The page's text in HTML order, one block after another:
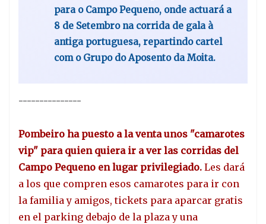
para o Campo Pequeno, onde actuará a
8 de Setembro na corrida de gala à
antiga portuguesa, repartindo cartel
com o Grupo do Aposento da Moita.
---------------
Pombeiro ha puesto a la venta unos "camarotes
vip" para quien quiera ir a ver las corridas del
Campo Pequeno en lugar privilegiado. Les dará
a los que compren esos camarotes para ir con
la familia y amigos, tickets para aparcar gratis
en el parking debajo de la plaza y una